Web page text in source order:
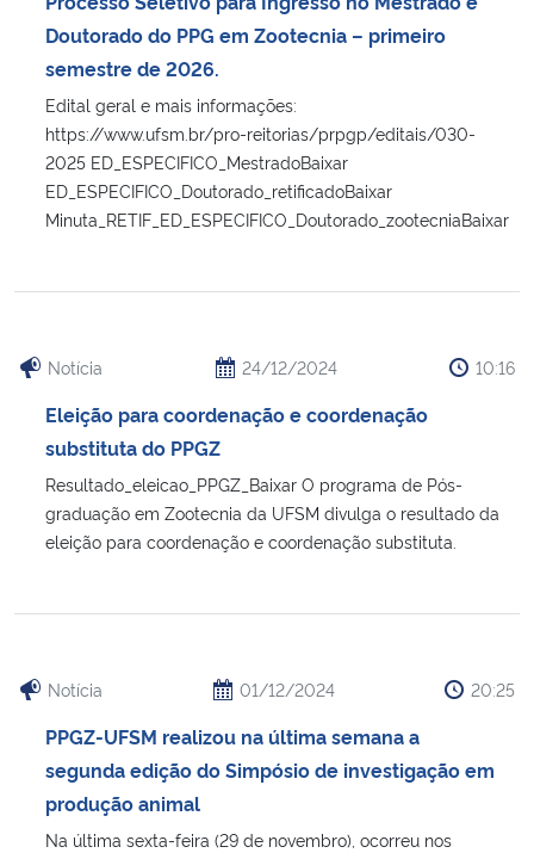
Ministério da Saúde
Ministério de Minas e Energia
Ministério da Ciência, Tecnologia, Inovações e Comunicações
Controladoria-Geral da União
Ministério da Mulher, da Família e dos Direitos Humanos
Advocacia-Geral da União
Banco Central do Brasil
Doutorado do PPG em Zootecnia – primeiro
semestre de 2026.
Edital geral e mais informações:
https://www.ufsm.br/pro-reitorias/prpgp/editais/030-
2025 ED_ESPECIFICO_MestradoBaixar
ED_ESPECIFICO_Doutorado_retificadoBaixar
Minuta_RETIF_ED_ESPECIFICO_Doutorado_zootecniaBaixar
Notícia 24/12/2024 10:16
Eleição para coordenação e coordenação
substituta do PPGZ
Resultado_eleicao_PPGZ_Baixar O programa de Pós-
graduação em Zootecnia da UFSM divulga o resultado da
eleição para coordenação e coordenação substituta.
Notícia 01/12/2024 20:25
PPGZ-UFSM realizou na última semana a
segunda edição do Simpósio de investigação em
produção animal
Na última sexta-feira (29 de novembro), ocorreu nos